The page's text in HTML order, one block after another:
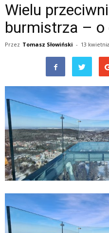
Wielu
burmistrza – o
Przez Tomasz Słowiński - 13